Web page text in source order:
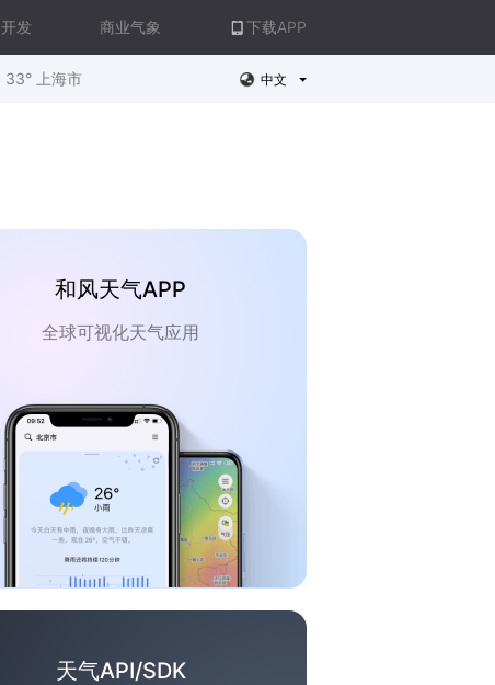
开发 商业气象 下载APP
33° 上海市 中文
和风天气APP
全球可视化天气应用
天气API/SDK